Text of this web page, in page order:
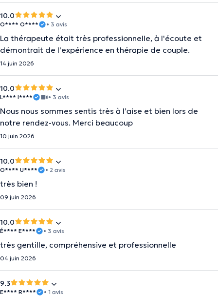
10.0
O**** O**** • 3 avis
La thérapeute était très professionnelle, à l'écoute et
démontrait de l'expérience en thérapie de couple.
14 juin 2026
10.0
L**** I**** • 3 avis
Nous nous sommes sentis très à l’aise et bien lors de
notre rendez-vous. Merci beaucoup
10 juin 2026
10.0
O**** U**** • 2 avis
très bien !
09 juin 2026
10.0
É**** E**** • 3 avis
très gentille, compréhensive et professionnelle
04 juin 2026
9.3
E**** R**** • 1 avis